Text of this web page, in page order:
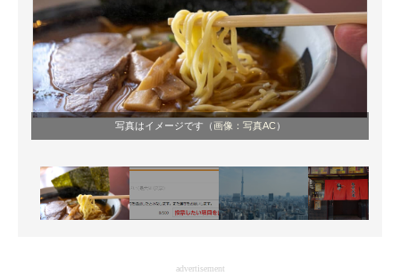
ビジネスと働き方のヒント
AI活用のいまが分かる
企業ITのトレンドを詳説
経営リーダーのコミュニティ
マーケ×ITの今がよく分かる
ITエンジニア向け専門サイト
写真はイメージです（ 画像：写真AC）
advertisement